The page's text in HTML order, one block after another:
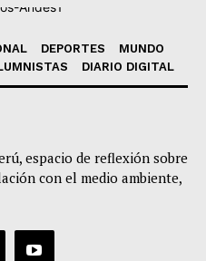
DEPORTES
MUNDO
DIARIO DIGITAL
espacio de reflexión sobre
con el medio ambiente,